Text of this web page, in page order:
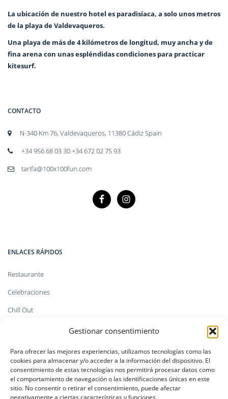
Gestionar consentimiento
Para ofrecer las mejores experiencias, utilizamos tecnologías como las
cookies para almacenar y/o acceder a la información del dispositivo. El
consentimiento de estas tecnologías nos permitirá procesar datos como
el comportamiento de navegación o las identificaciones únicas en este
sitio. No consentir o retirar el consentimiento, puede afectar
negativamente a ciertas características y funciones.
La ubicación de nuestro hotel es paradisíaca, a solo unos metros
de la playa de Valdevaqueros.
Una playa de más de 4 kilómetros de longitud, muy ancha y de
fina arena con unas espléndidas condiciones para practicar
kitesurf.
CONTACTO
N-340 Km 76, Valdevaqueros, 11380 Cádiz Spain
+34 956 68 03 30 +34 672 02 75 93
tarifa@100x100fun.com
ENLACES RÁPIDOS
Restaurante
Celebraciones
Chill Out
Faq`s